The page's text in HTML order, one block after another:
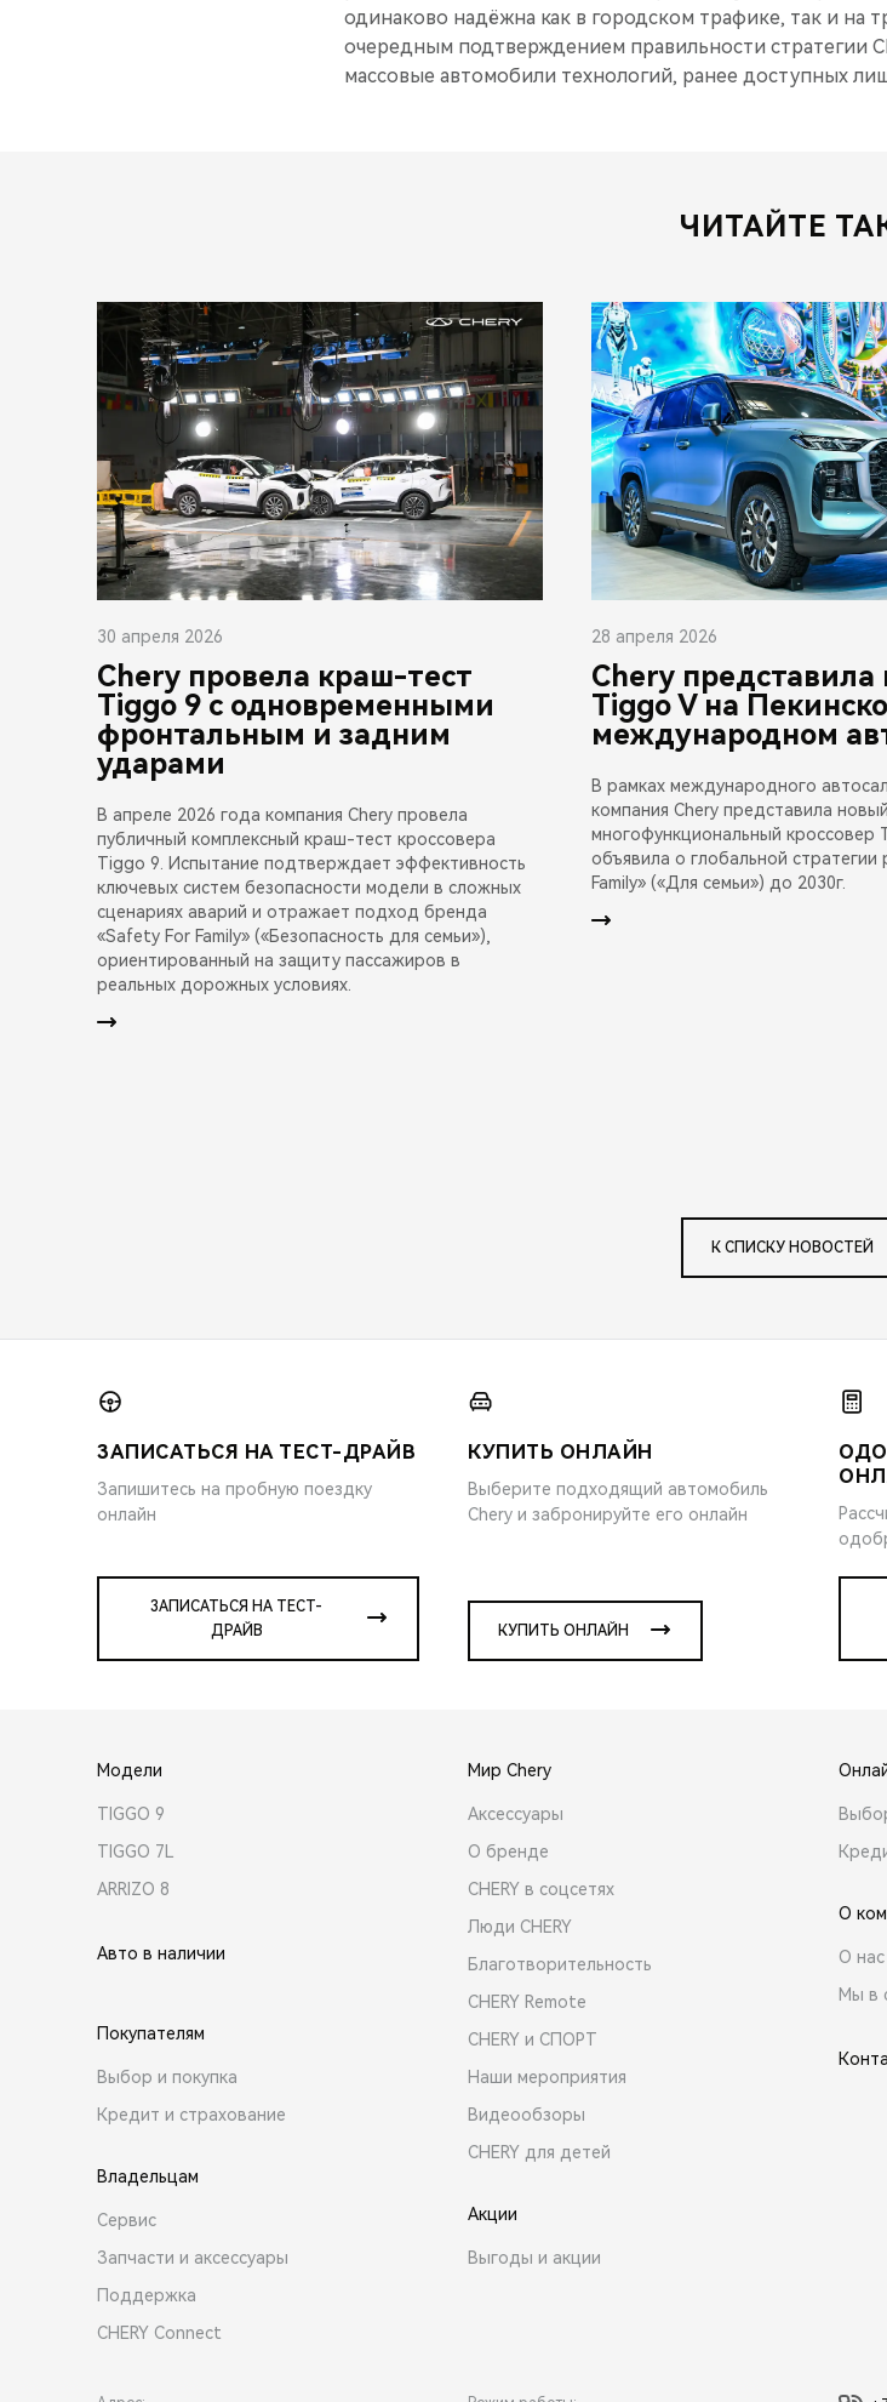
одинаково надёжна как в городском трафике, так и на
очередным подтверждением правильности стратегии
массовые автомобили технологий, ранее доступных
ЧИТАЙТЕ
30 апреля 2026
Chery провела краш-тест
Tiggo 9 с одновременными
фронтальным и задним
ударами
В апреле 2026 года компания Chery провела
публичный комплексный краш-тест кроссовера
Tiggo 9. Испытание подтверждает эффективность
ключевых систем безопасности модели в сложных
сценариях аварий и отражает подход бренда
«Safety For Family» («Безопасность для семьи»),
ориентированный на защиту пассажиров в
реальных дорожных условиях.
28 апреля 2026
Chery представила
Tiggo V на
международном
В рамках международного
компания Chery представила новый
многофункциональный кроссовер
объявила о глобальной стратегии
Family» («Для семьи») до 2030г.
К СПИСКУ НОВОСТЕЙ
ЗАПИСАТЬСЯ НА ТЕСТ-ДРАЙВ
Запишитесь на пробную поездку
онлайн
ЗАПИСАТЬСЯ НА ТЕСТ-
ДРАЙВ
КУПИТЬ ОНЛАЙН
Выберите подходящий автомобиль
Chery и забронируйте его онлайн
КУПИТЬ ОНЛАЙН
Модели
TIGGO 9
TIGGO 7L
ARRIZO 8
Авто в наличии
Покупателям
Выбор и покупка
Кредит и страхование
Владельцам
Сервис
Запчасти и аксессуары
Поддержка
CHERY Connect
Мир Chery
Аксессуары
О бренде
CHERY в соцсетях
Люди CHERY
Благотворительность
CHERY Remote
CHERY и СПОРТ
Наши мероприятия
Видеообзоры
CHERY для детей
Акции
Выгоды и акции
О
О нас
Мы в